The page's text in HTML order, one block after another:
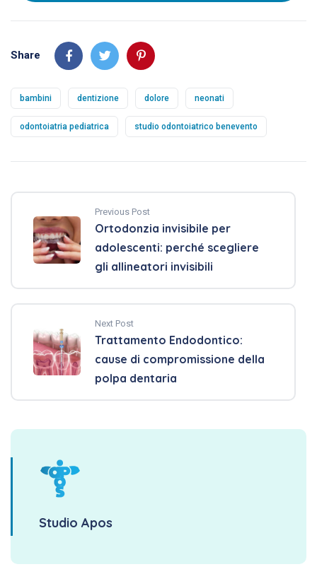
Share
bambini dentizione dolore neonati
odontoiatria pediatrica studio odontoiatrico benevento
Previous Post
Ortodonzia invisibile per
adolescenti: perché scegliere
gli allineatori invisibili
Next Post
Trattamento Endodontico:
cause di compromissione della
polpa dentaria
Studio Apos